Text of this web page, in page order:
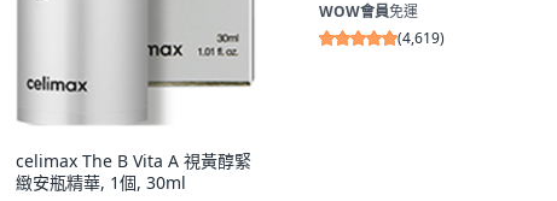
celimax The B Vita A 視黃醇緊
緻安瓶精華, 1個, 30ml
WOW會員免運
(4,619)